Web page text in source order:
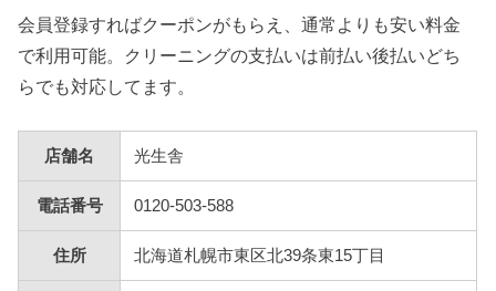
会員登録すればクーポンがもらえ、通常よりも安い料金
で利用可能。クリーニングの支払いは前払い後払いどち
らでも対応してます。
店舗名 光生舎
電話番号 0120-503-588
住所 北海道札幌市東区北39条東15丁目